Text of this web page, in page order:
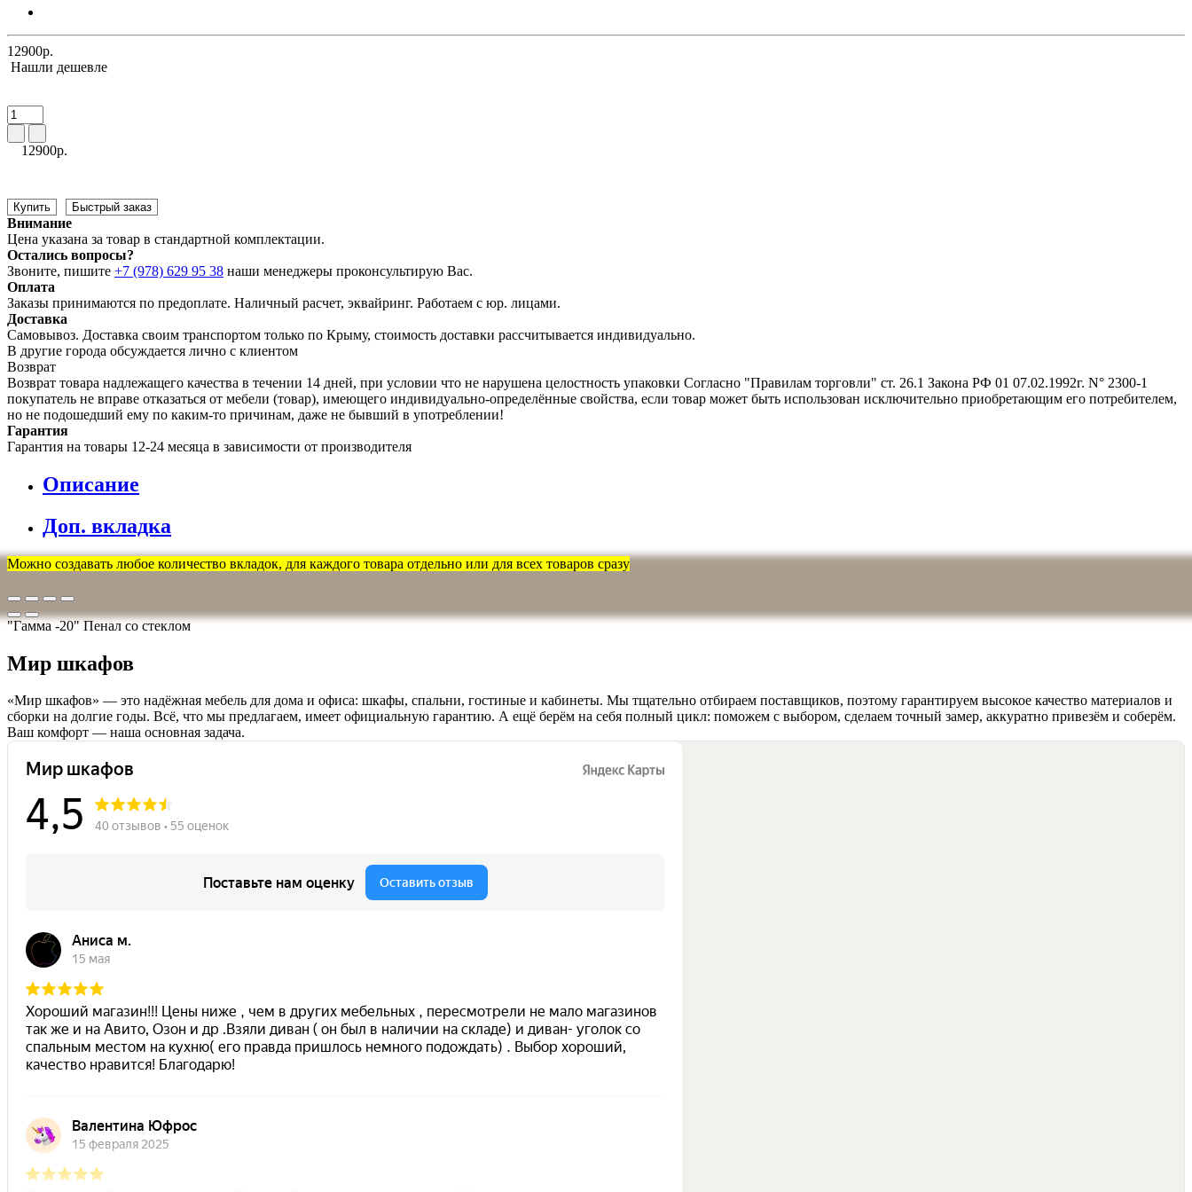
12900р.
Нашли дешевле
12900р.
Купить Быстрый заказ
Внимание
Цена указана за товар в стандартной комплектации.
Остались вопросы?
Звоните, пишите +7 (978) 629 95 38 наши менеджеры проконсультирую Вас.
Оплата
Заказы принимаются по предоплате. Наличный расчет, эквайринг. Работаем с юр. лицами.
Доставка
Самовывоз. Доставка своим транспортом только по Крыму, стоимость доставки рассчитывается индивидуально.
В другие города обсуждается лично с клиентом
Возврат
Возврат товара надлежащего качества в течении 14 дней, при условии что не нарушена целостность упаковки Согласно "Правилам торговли" ст. 26.1 Закона РФ 01 07.02.1992г. N° 2300-1
покупатель не вправе отказаться от мебели (товар), имеющего индивидуально-определённые свойства, если товар может быть использован исключительно приобретающим его потребителем,
но не подошедший eмy по каким-то причинам, даже не бывший в употреблении!
Гарантия
Гарантия на товары 12-24 месяца в зависимости от производителя
Описание
Доп. вкладка
Можно создавать любое количество вкладок, для каждого товара отдельно или для всех товаров сразу
"Гамма -20" Пенал со стеклом
Мир шкафов
«Мир шкафов» — это надёжная мебель для дома и офиса: шкафы, спальни, гостиные и кабинеты. Мы тщательно отбираем поставщиков, поэтому гарантируем высокое качество материалов и
сборки на долгие годы. Всё, что мы предлагаем, имеет официальную гарантию. А ещё берём на себя полный цикл: поможем с выбором, сделаем точный замер, аккуратно привезём и соберём.
Ваш комфорт — наша основная задача.